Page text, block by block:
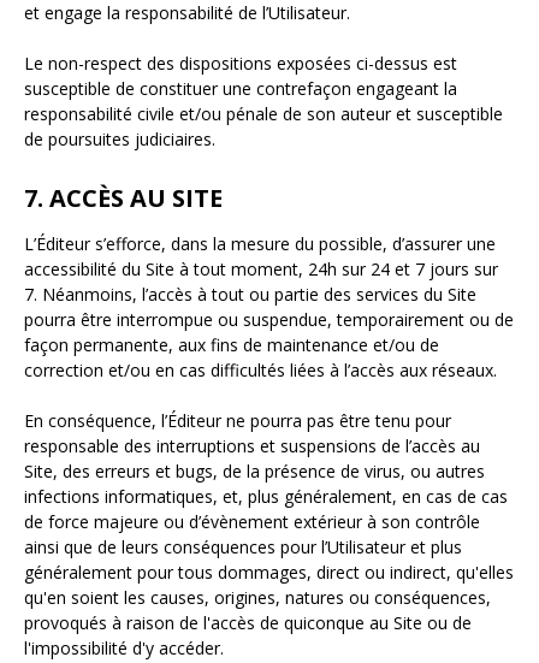
et engage la responsabilité de l’Utilisateur.
Le non-respect des dispositions exposées ci-dessus est
susceptible de constituer une contrefaçon engageant la
responsabilité civile et/ou pénale de son auteur et susceptible
de poursuites judiciaires.
7. ACCÈS AU SITE
L’Éditeur s’efforce, dans la mesure du possible, d’assurer une
accessibilité du Site à tout moment, 24h sur 24 et 7 jours sur
7. Néanmoins, l’accès à tout ou partie des services du Site
pourra être interrompue ou suspendue, temporairement ou de
façon permanente, aux fins de maintenance et/ou de
correction et/ou en cas difficultés liées à l’accès aux réseaux.
En conséquence, l’Éditeur ne pourra pas être tenu pour
responsable des interruptions et suspensions de l’accès au
Site, des erreurs et bugs, de la présence de virus, ou autres
infections informatiques, et, plus généralement, en cas de cas
de force majeure ou d’évènement extérieur à son contrôle
ainsi que de leurs conséquences pour l’Utilisateur et plus
généralement pour tous dommages, direct ou indirect, qu'elles
qu'en soient les causes, origines, natures ou conséquences,
provoqués à raison de l'accès de quiconque au Site ou de
l'impossibilité d'y accéder.